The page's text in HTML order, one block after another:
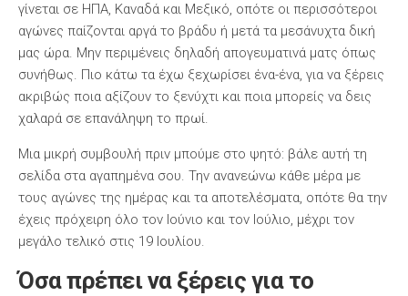
γίνεται σε ΗΠΑ, Καναδά και Μεξικό, οπότε οι περισσότεροι
αγώνες παίζονται αργά το βράδυ ή μετά τα μεσάνυχτα δική
μας ώρα. Μην περιμένεις δηλαδή απογευματινά ματς όπως
συνήθως. Πιο κάτω τα έχω ξεχωρίσει ένα-ένα, για να ξέρεις
ακριβώς ποια αξίζουν το ξενύχτι και ποια μπορείς να δεις
χαλαρά σε επανάληψη το πρωί.
Μια μικρή συμβουλή πριν μπούμε στο ψητό: βάλε αυτή τη
σελίδα στα αγαπημένα σου. Την ανανεώνω κάθε μέρα με
τους αγώνες της ημέρας και τα αποτελέσματα, οπότε θα την
έχεις πρόχειρη όλο τον Ιούνιο και τον Ιούλιο, μέχρι τον
μεγάλο τελικό στις 19 Ιουλίου.
Όσα πρέπει να ξέρεις για το